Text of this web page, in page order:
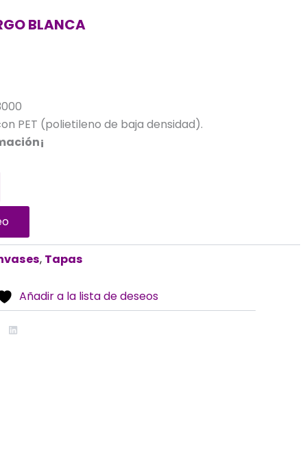
BLANCA
PET (polietileno de baja densidad).
, Tapas
Añadir a la lista de deseos